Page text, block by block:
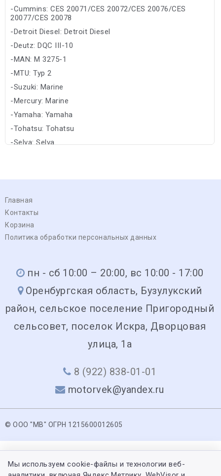
-Cummins: CES 20071/CES 20072/CES 20076/CES
20077/CES 20078
-Detroit Diesel: Detroit Diesel
-Deutz: DQC III-10
-MAN: M 3275-1
-MTU: Typ 2
-Suzuki: Marine
-Mercury: Marine
-Yamaha: Yamaha
-Tohatsu: Tohatsu
-Selva: Selva
Главная
Контакты
Корзина
Политика обработки персональных данных
пн - сб 10:00 – 20:00, вс 10:00 - 17:00
Оренбургская область, Бузулукский
район, сельское поселение Пригородный
сельсовет, поселок Искра, Дворцовая
улица, 1а
8 (922) 838-01-01
motorvek@yandex.ru
© ООО "МВ" ОГРН 1215600012605
Мы используем cookie-файлы и технологии веб-